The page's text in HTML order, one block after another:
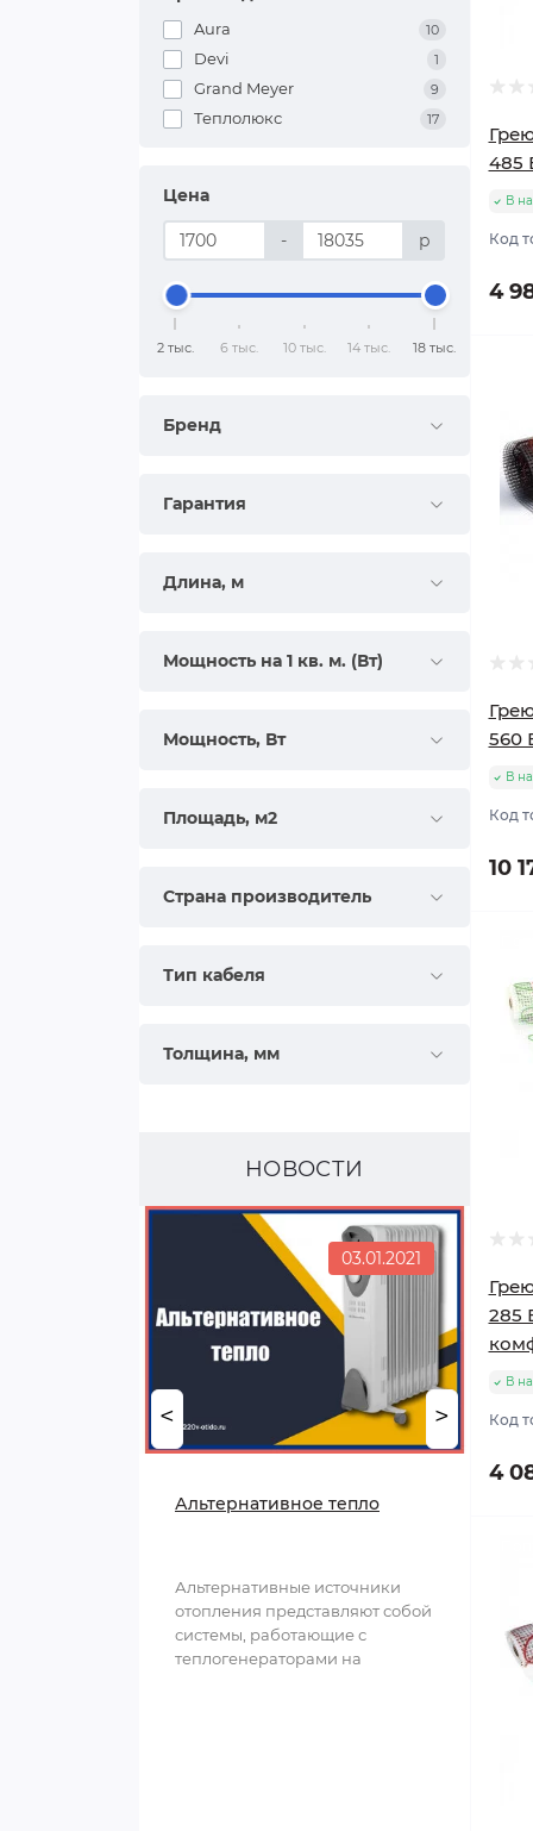
Aura 10
Devi 1
Grand Meyer 9
Теплолюкс 17
Цена
- р
2 тыс. 6 тыс. 10 тыс. 14 тыс. 18 тыс.
Бренд
Гарантия
Длина, м
Мощность на 1 кв. м. (Вт)
Мощность, Вт
Площадь, м2
Страна производитель
Тип кабеля
Толщина, мм
НОВОСТИ
03.01.2021
Альтернативное тепло
Альтернативные источники
отопления представляют собой
системы, работающие с
теплогенераторами на
< >
485
В
Код
4
560
В
Код
10
285
В
Код
4